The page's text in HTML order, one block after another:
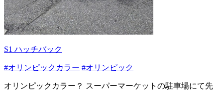
S1 ハッチバック
#オリンピックカラー #オリンピック
オリンピックカラー？ スーパーマーケットの駐車場にて先